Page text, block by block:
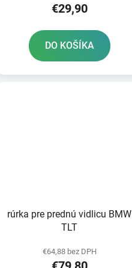
€29,90
DO KOŠÍKA
rúrka pre prednú vidlicu BMW
TLT
€64,88 bez DPH